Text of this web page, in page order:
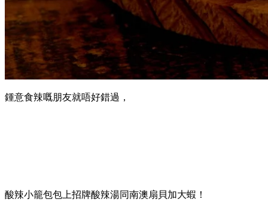
鍾意食辣嘅朋友就唔好錯過，
酸辣小籠包包上招牌酸辣湯同南澳扇貝加大蝦！